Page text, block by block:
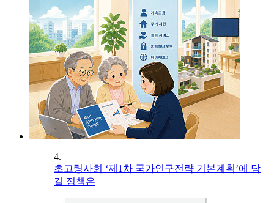
4.
초고령사회 ‘제1차 국가인구전략 기본계획’에 담
길 정책은